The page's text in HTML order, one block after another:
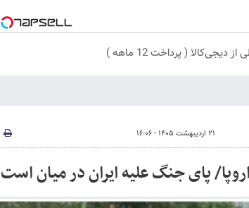
( پرداخت 12 ماهه )
۲۱ اردیبهشت ۱۴۰۵ - ۱۶:۰۶
پای جنگ علیه ایران در میان است